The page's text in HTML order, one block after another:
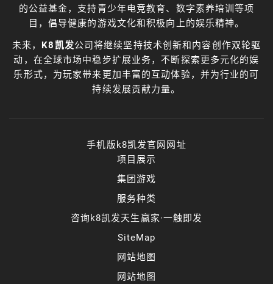
的公益基金，支持青少年电竞教育、数字素养培训等项
目，倡导健康的游戏文化和积极向上的娱乐精神。
未来， K8凯发公司将继续坚持技术创新和内容创作双轮驱
动，在全球市场中稳步扩展业务，不断探索更多元化的娱
乐形式，为玩家带来更加丰富的互动体验，并为行业的可
持续发展贡献力量。
手机版k8凯发官网网址
项目展示
集团游戏
服务种类
咨询k8凯发天生赢家·一触即发
SiteMap
网站地图
网站地图